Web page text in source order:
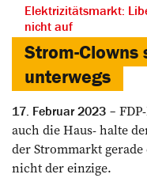
Elektrizitätsmarkt:
nicht auf
Strom-Clowns
unterwegs
17. Februar 2023
auch die Haus- halte
der Strommarkt
nicht der einzige.